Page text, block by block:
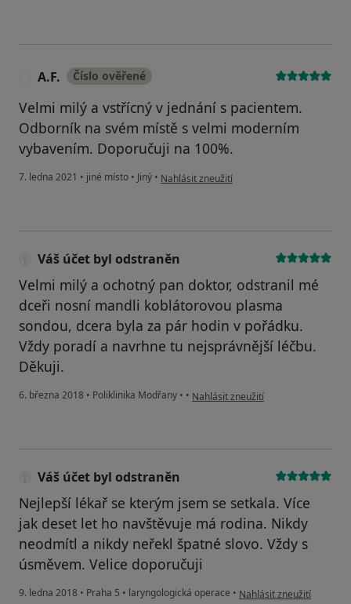
A.F. Číslo ověřené
Velmi milý a vstřícný v jednání s pacientem.
Odborník na svém místě s velmi moderním
vybavením. Doporučuji na 100%.
7. ledna 2021 • jiné místo • Jiný • podle názoru uživatele A.F.
Nahlásit zneužití
Váš účet byl odstraněn
Velmi milý a ochotný pan doktor, odstranil mé
dceři nosní mandli koblátorovou plasma
sondou, dcera byla za pár hodin v pořádku.
Vždy poradí a navrhne tu nejsprávnější léčbu.
Děkuji.
6. března 2018 • Poliklinika Modřany • • podle názoru uživatele Váš účet byl
Nahlásit zneužití
Váš účet byl odstraněn
Nejlepší lékař se kterým jsem se setkala. Více
jak deset let ho navštěvuje má rodina. Nikdy
neodmítl a nikdy neřekl špatné slovo. Vždy s
úsměvem. Velice doporučuji
9. ledna 2018 • Praha 5 • laryngologická operace • podle názoru uživatele
Nahlásit zneužití